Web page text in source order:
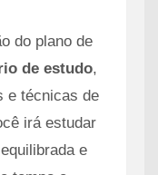
do plano de
de estudo,
e técnicas de
irá estudar
e